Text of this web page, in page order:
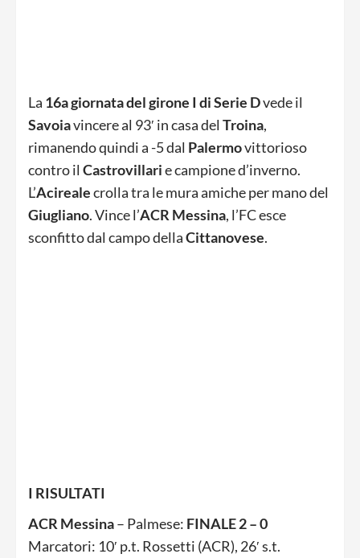
La 16a giornata del girone I di Serie Dvede il
Savoiavincere al 93′ in casa del Troina,
rimanendo quindi a -5 dal Palermovittorioso
contro il Castrovillarie campione d’inverno.
L’Acirealecrolla tra le mura amiche per mano del
Giugliano. Vince l’ACR Messina, l’FC esce
sconfitto dal campo dellaCittanovese.
I RISULTATI
ACR Messina– Palmese: FINALE 2 – 0
Marcatori: 10′ p.t. Rossetti (ACR), 26′ s.t.